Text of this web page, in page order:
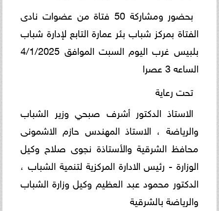
بحضور ومشاركة 50 فتاة من عضوات نادى
الفتاة بمركز شباب بئر عمارة التابع لإدارة شباب
بلبيس غرب اليوم السبت الموافق 4/1/2025
الساعه 3 عصرا
تحت رعاية
الاستاذ الدكتور أشرف صبحي وزير الشباب
والرياضة ، الاستاذ المهندس حازم الاشمونى
محافظ الشرقية والأستاذة نجوى صلاح وكيل
الوزارة - رئيس الادارة المركزية لتنمية الشباب ،
الدكتور محمود عبد العظيم وكيل وزارة الشباب
والرياضة بالشرقية